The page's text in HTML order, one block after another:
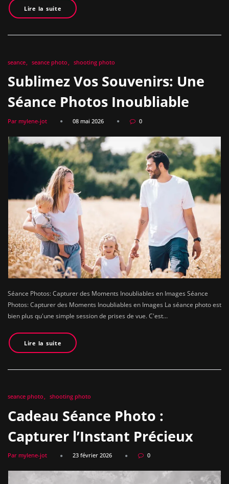
Lire la suite
seance seance photo shooting photo
Sublimez Vos Souvenirs: Une
Séance Photos Inoubliable
Par mylene-jot 08 mai 2026 0
Séance Photos: Capturer des Moments Inoubliables en Images Séance
Photos: Capturer des Moments Inoubliables en Images La séance photo est
bien plus qu'une simple session de prises de vue. C'est…
Lire la suite
seance photo shooting photo
Cadeau Séance Photo :
Capturer l’Instant Précieux
Par mylene-jot 23 février 2026 0